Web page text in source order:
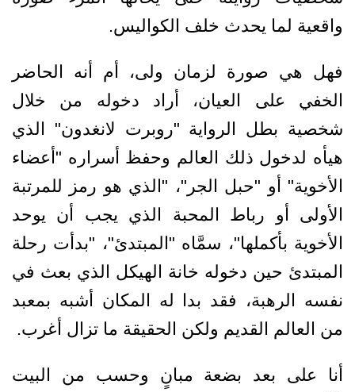
واقعية لما يحدث خلف الكواليس.
فهل هي صورة لزمان ولى، أم أنه الحاضر
الخفي على العيان، أراد دخوله من خلال
شخصية بطل الرواية "روبرت لانغدون" الذي
هيأه لدخول ذلك العالم وحفظ أسراره "أعضاء
الأخوية" أو "حبل الجر"، "الذي هو رمز للمرتبة
الأولى أو رباط المحبة الذي يجب أن يوحد
الأخوية بأكملها"، سمَّاه "المبتدئ"، "بدأت رحلة
المبتدئ حين دخوله خانة الهيكل الذي بعث في
نفسه الرهبة، فقد بدا له المكان أشبه بمعبد
من العالم القديم ولكن الحقيقة ما تزال أغرب.
أنا على بعد بضعة مبانٍ وحسب من البيت